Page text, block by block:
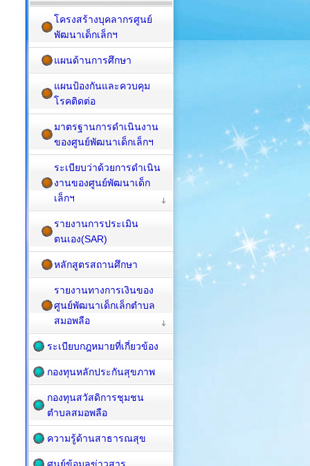
โครงสร้างบุคลากรศูนย์
พัฒนาเด็กเล็กฯ
แผนด้านการศึกษา
แผนป้องกันและควบคุม
โรคติดต่อ
มาตรฐานการดำเนินงาน
ของศูนย์พัฒนาเด็กเล็กฯ
ระเบียบว่าด้วยการดำเนิน
งานของศูนย์พัฒนาเด็ก
เล็กฯ
รายงานการประเมิน
ตนเอง(SAR)
หลักสูตรสถานศึกษา
รายงานทางการเงินของ
ศูนย์พัฒนาเด็กเล็กตำบล
สมอพลือ
ระเบียบกฎหมายที่เกี่ยวข้อง
กองทุนหลักประกันสุขภาพ
กองทุนสวัสดิการชุมชน
ตำบลสมอพลือ
ความรู้ด้านสาธารณสุข